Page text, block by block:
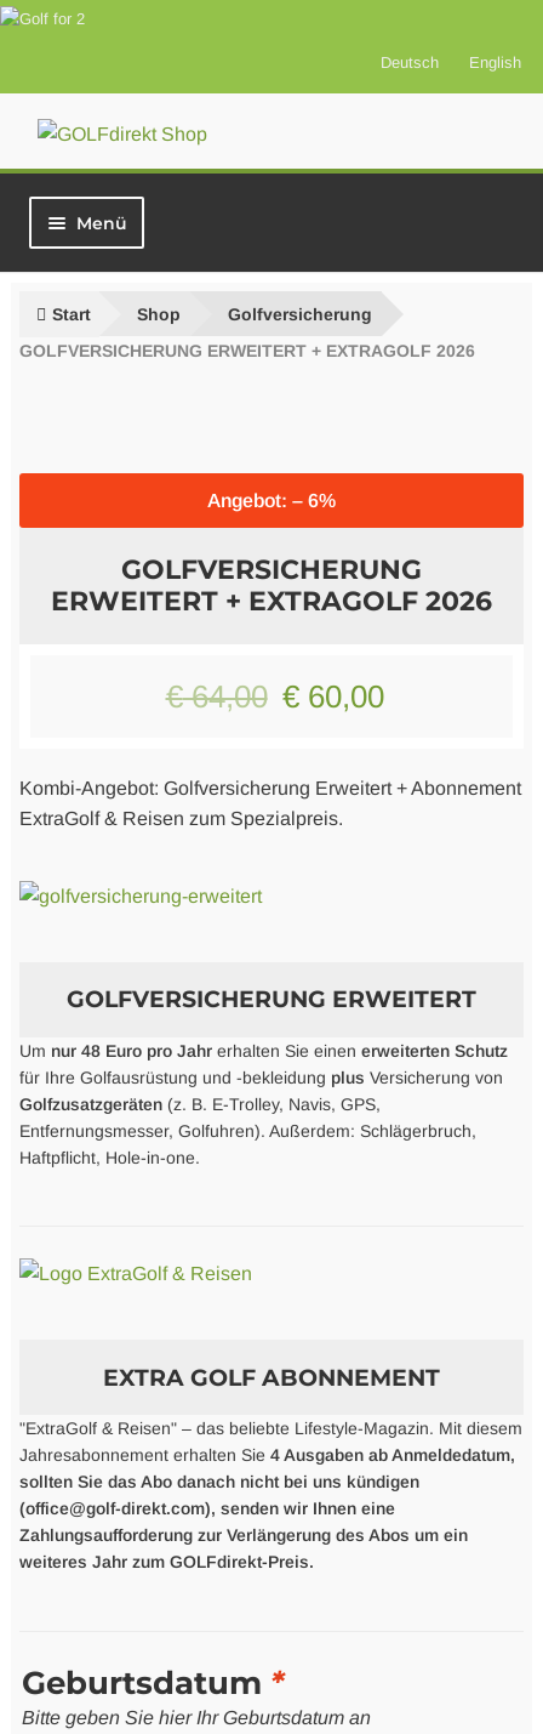
Deutsch English
Navigation
springen
Inhalt
springen
Menü
Vorteilsprodukte
Greenfees
Logo Produkte
Start Shop
Golfversicherung
GOLFVERSICHERUNG ERWEITERT + EXTRAGOLF 2026
Angebot: – 6%
GOLFVERSICHERUNG
ERWEITERT + EXTRAGOLF 2026
€64,00 Ursprünglicher
war:
€60,00Aktueller
ist:
Kombi-Angebot: Golfversicherung Erweitert + Abonnement
ExtraGolf & Reisen zum Spezialpreis.
GOLFVERSICHERUNG ERWEITERT
Um nur 48 Euro pro Jahr erhalten Sie einen erweiterten Schutz
für Ihre Golfausrüstung und -bekleidung plus Versicherung von
Golfzusatzgeräten (z. B. E-Trolley, Navis, GPS,
Entfernungsmesser, Golfuhren). Außerdem: Schlägerbruch,
Haftpflicht, Hole-in-one.
EXTRA GOLF ABONNEMENT
"ExtraGolf & Reisen" – das beliebte Lifestyle-Magazin. Mit diesem
Jahresabonnement erhalten Sie 4 Ausgaben ab Anmeldedatum,
sollten Sie das Abo danach nicht bei uns kündigen
(office@golf-direkt.com), senden wir Ihnen eine
Zahlungsaufforderung zur Verlängerung des Abos um ein
weiteres Jahr zum GOLFdirekt-Preis.
Geburtsdatum *
Bitte geben Sie hier Ihr Geburtsdatum an